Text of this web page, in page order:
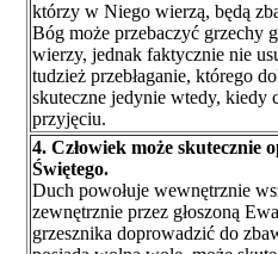
którzy w Niego wierzą, będą
Bóg może przebaczyć grzechy
wierzy, jednak faktycznie nie
tudzież przebłaganie, którego
skuteczne jedynie wtedy, kiedy
przyjęciu.
4. Człowiek może skutecznie
Świętego.
Duch powołuje wewnętrznie
zewnętrznie przez głoszoną
grzesznika doprowadzić do